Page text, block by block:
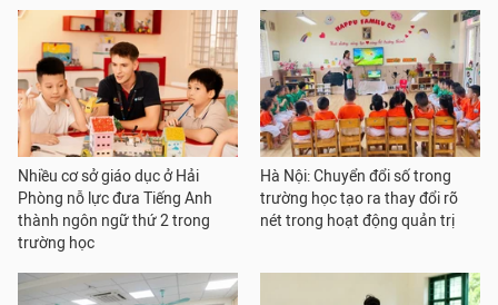
Nhiều cơ sở giáo dục ở Hải
Phòng nỗ lực đưa Tiếng Anh
thành ngôn ngữ thứ 2 trong
trường học
Hà Nội: Chuyển đổi số trong
trường học tạo ra thay đổi rõ
nét trong hoạt động quản trị